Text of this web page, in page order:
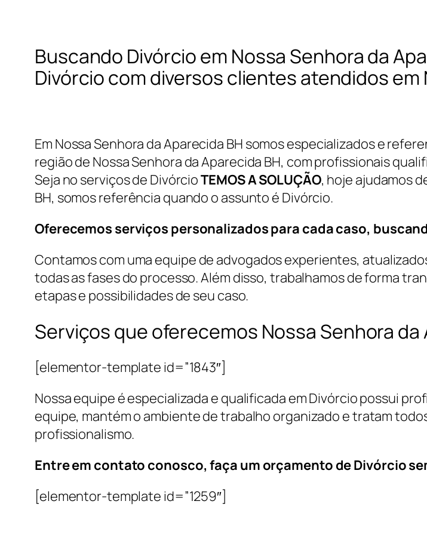
Buscando Divórcio em Nossa Senhora da
Divórcio com diversos clientes atendidos em
Em Nossa Senhora da Aparecida BH somos especializados e
região de Nossa Senhora da Aparecida BH, com profissionais
Seja no serviços de DivórcioTEMOS A SOLUÇÃO, hoje ajudamos
BH, somos referência quando o assunto é Divórcio.
Oferecemos serviços personalizados para cada caso,
Contamos com uma equipe de advogados experientes,
todas as fases do processo. Além disso, trabalhamos de forma
etapas e possibilidades de seu caso.
Serviços que oferecemos Nossa Senhora da
[elementor-template id=”1843″]
Nossa equipe é especializada e qualificada em Divórcio possui
equipe, mantém o ambiente de trabalho organizado e tratam
profissionalismo.
Entre em contato conosco, faça um orçamento de Divórcio
[elementor-template id=”1259″]